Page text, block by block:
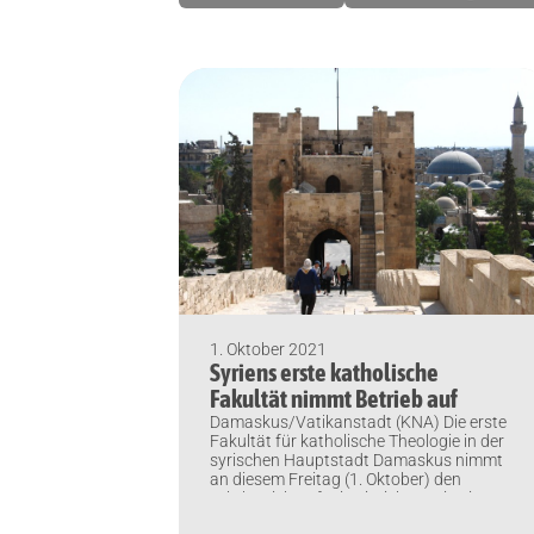
1. Oktober 2021
Syriens erste katholische
Fakultät nimmt Betrieb auf
Damaskus/Vatikanstadt (KNA) Die erste
Fakultät für katholische Theologie in der
syrischen Hauptstadt Damaskus nimmt
an diesem Freitag (1. Oktober) den
Lehrbetrieb auf. Die Einrichtung in einer